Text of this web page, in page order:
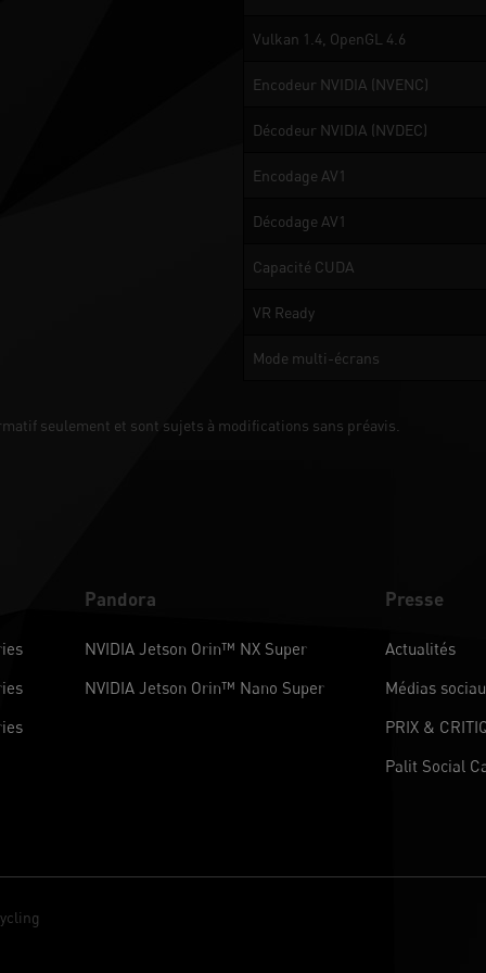
Vulkan 1.4, OpenGL 4.6
Encodeur NVIDIA (NVENC)
Décodeur NVIDIA (NVDEC)
Encodage AV1
Décodage AV1
Capacité CUDA
VR Ready
Mode multi-écrans
seulement et sont sujets à modifications sans préavis.
Pandora
NVIDIA Jetson Orin™ NX Super
NVIDIA Jetson Orin™ Nano Super
Presse
Actualités
Médias
PRIX &
Palit Social